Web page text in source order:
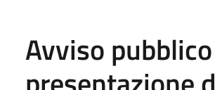
Avviso